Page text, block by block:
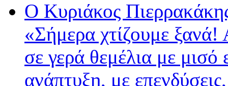
Ο Κυριάκος
«Σήμερα χτίζουμε
σε γερά θεμέλια με μισό
ανάπτυξη, με